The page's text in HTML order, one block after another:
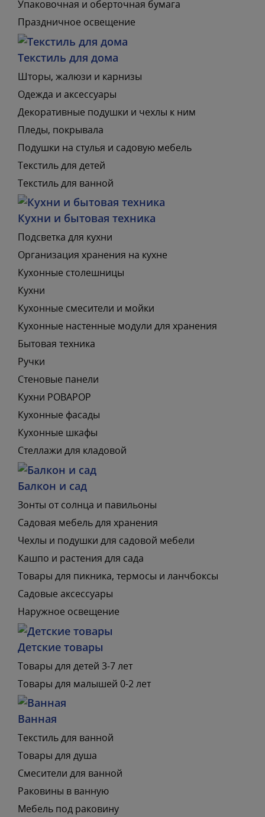
Упаковочная и оберточная бумага
Праздничное освещение
Текстиль для дома
Шторы, жалюзи и карнизы
Одежда и аксессуары
Декоративные подушки и чехлы к ним
Пледы, покрывала
Подушки на стулья и садовую мебель
Текстиль для детей
Текстиль для ванной
Кухни и бытовая техника
Подсветка для кухни
Организация хранения на кухне
Кухонные столешницы
Кухни
Кухонные смесители и мойки
Кухонные настенные модули для хранения
Бытовая техника
Ручки
Стеновые панели
Кухни РОВАРОР
Кухонные фасады
Кухонные шкафы
Стеллажи для кладовой
Балкон и сад
Зонты от солнца и павильоны
Садовая мебель для хранения
Чехлы и подушки для садовой мебели
Кашпо и растения для сада
Товары для пикника, термосы и ланчбоксы
Садовые аксессуары
Наружное освещение
Детские товары
Товары для детей 3-7 лет
Товары для малышей 0-2 лет
Ванная
Текстиль для ванной
Товары для душа
Смесители для ванной
Раковины в ванную
Мебель под раковину